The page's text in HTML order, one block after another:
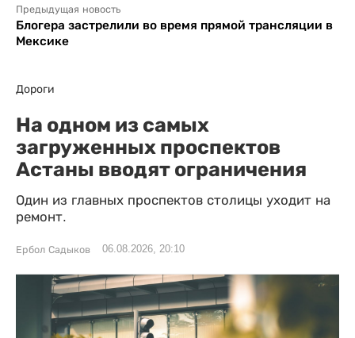
Предыдущая новость
Блогера застрелили во время прямой трансляции в
Мексике
Дороги
На одном из самых
загруженных проспектов
Астаны вводят ограничения
Один из главных проспектов столицы уходит на
ремонт.
Ербол Садыков 06.08.2026, 20:10